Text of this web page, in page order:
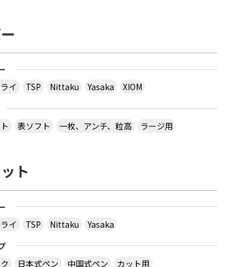
イ
TSP Nittaku Yasaka
XIOM
表ソフト 一枚、アンチ、粒高 ラージ用
ト
イ
TSP Nittaku
Yasaka
日本式ペン 中国式ペン
カット用